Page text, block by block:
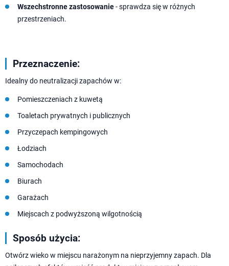
Wszechstronne zastosowanie- sprawdza się w różnych
przestrzeniach.
Przeznaczenie:
Idealny do neutralizacji zapachów w:
Pomieszczeniach z kuwetą
Toaletach prywatnych i publicznych
Przyczepach kempingowych
Łodziach
Samochodach
Biurach
Garażach
Miejscach z podwyższoną wilgotnością
Sposób użycia:
Otwórz wieko w miejscu narażonym na nieprzyjemny zapach. Dla